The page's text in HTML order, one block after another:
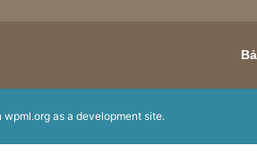
wpml.orgas a development site.